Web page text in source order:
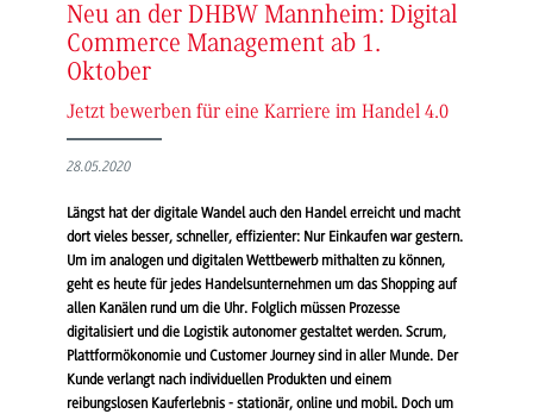
Neu an der DHBW Mannheim: Digital
Commerce Management ab 1.
Oktober
Jetzt bewerben für eine Karriere im Handel 4.0
28.05.2020
Längst hat der digitale Wandel auch den Handel erreicht und macht
dort vieles besser, schneller, effizienter: Nur Einkaufen war gestern.
Um im analogen und digitalen Wettbewerb mithalten zu können,
geht es heute für jedes Handelsunternehmen um das Shopping auf
allen Kanälen rund um die Uhr. Folglich müssen Prozesse
digitalisiert und die Logistik autonomer gestaltet werden. Scrum,
Plattformökonomie und Customer Journey sind in aller Munde. Der
Kunde verlangt nach individuellen Produkten und einem
reibungslosen Kauferlebnis - stationär, online und mobil. Doch um